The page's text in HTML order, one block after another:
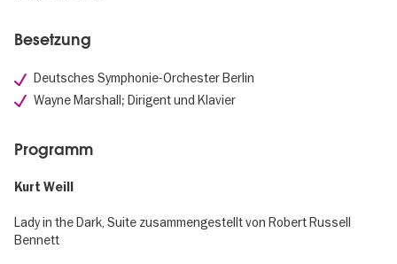
Besetzung
Deutsches Symphonie-Orchester Berlin
Wayne Marshall; Dirigent und Klavier
Programm
Kurt Weill
Lady in the Dark, Suite zusammengestellt von Robert Russell
Bennett